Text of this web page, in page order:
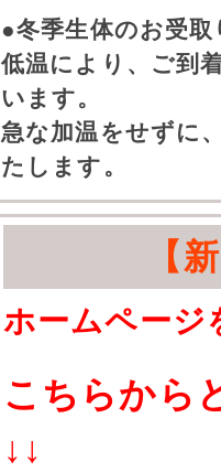
●冬季生体のお受
低温により、ご到
います。
急な加温をせずに
たします。
【
ホームページ
こちらから
↓↓